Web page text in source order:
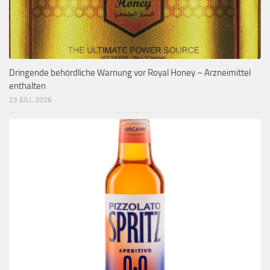
Dringende behördliche Warnung vor Royal Honey – Arzneimittel
enthalten
23 JULI, 2026